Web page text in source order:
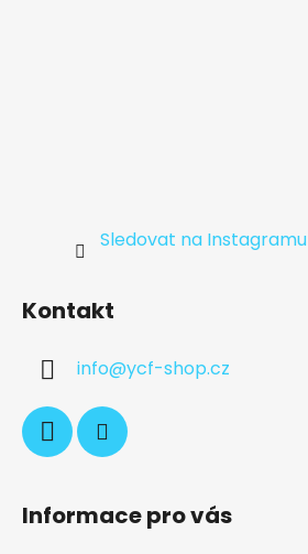
Sledovat na Instagramu
Kontakt
info@ycf-shop.cz
Informace pro vás